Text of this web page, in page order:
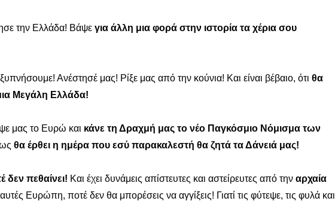
την Ελλάδα! Βάψε για άλλη μια φορά στην ιστορία τα χέρια σου
Ανέστησέ μας! Ρίξε μας από την κούνια! Και είναι βέβαιο, ότι θα
Μεγάλη Ελλάδα!
μας το Ευρώ και κάνε τη Δραχμή μας το νέο Παγκόσμιο Νόμισμα των
θα έρθει η ημέρα που εσύ παρακαλεστή θα ζητά τα Δάνειά μας!
δεν πεθαίνει! Και έχει δυνάμεις απίστευτες και αστείρευτες από την αρχαία
Ευρώπη, ποτέ δεν θα μπορέσεις να αγγίξεις! Γιατί τις φύτεψε, τις φυλά και